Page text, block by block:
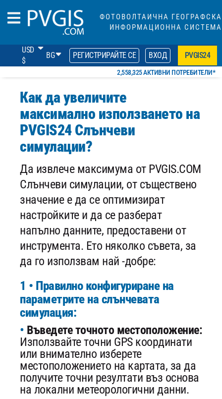
ФОТОВОЛТАИЧНА ГЕОГРАФСКА
ИНФОРМАЦИОННА СИСТЕМА
USD
$
BG РЕГИСТРИРАЙТЕ СЕ ВХОД PVGIS24
2,558,325 АКТИВНИ ПОТРЕБИТЕЛИ*
Как да увеличите
максимално използването на
PVGIS24 Слънчеви
симулации?
Да извлече максимума от PVGIS.COM
Слънчеви симулации, от съществено
значение е да се оптимизират
настройките и да се разберат
напълно данните, предоставени от
инструмента. Ето няколко съвета, за
да го използвам най -добре:
1 • Правилно конфигуриране на
параметрите на слънчевата
симулация:
Въведете точното местоположение:
Използвайте точни GPS координати
или внимателно изберете
местоположението на картата, за да
получите точни резултати въз основа
на локални метеорологични данни.